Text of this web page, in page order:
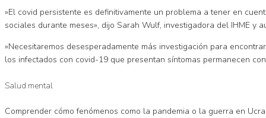
»El covid persistente es definitivamente un problema a tener en
sociales durante meses», dijo Sarah Wulf, investigadora del IHME y
»Necesitaremos desesperadamente más investigación para
los infectados con covid-19 que presentan síntomas permanecen
Salud mental
Comprender cómo fenómenos como la pandemia o la guerra en